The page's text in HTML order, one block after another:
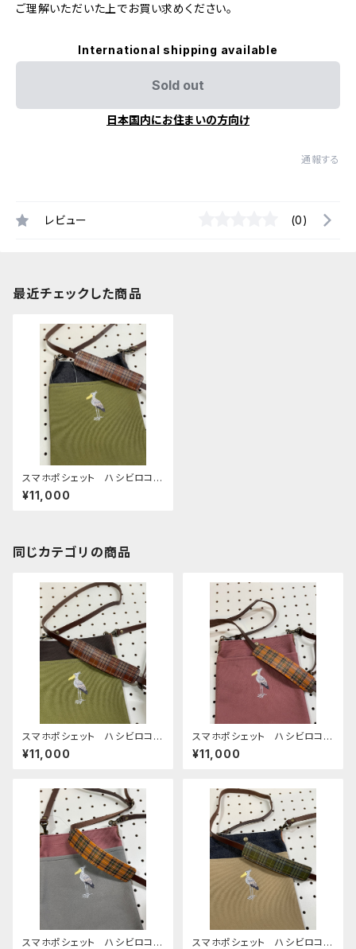
ご理解いただいた上でお買い求めください。
International shipping available
Sold out
日本国内にお住まいの方向け
通報する
レビュー (0)
最近チェックした商品
スマホポシェット ハシビロコ
ウ うぐいす 帆布 と 岡山
デニム
¥11,000
同じカテゴリの商品
スマホポシェット ハシビロコ
ウ うぐいす ダークブラウン
帆布
¥11,000
スマホポシェット ハシビロコ
ウ あずき 帆布
¥11,000
スマホポシェット ハシビロコ
スマホポシェット ハシビロコ